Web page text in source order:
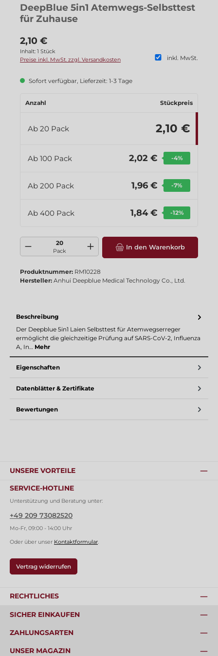
DeepBlue 5in1 Atemwegs-Selbsttest
für Zuhause
2,10 €
Inhalt: 1 Stück
inkl. MwSt.
Preise inkl. MwSt. zzgl. Versandkosten
Sofort verfügbar, Lieferzeit: 1-3 Tage
Anzahl Stückpreis
Ab 20 Pack 2,10 €
Ab 100 Pack 2,02 € -4%
Ab 200 Pack 1,96 € -7%
Ab 400 Pack 1,84 € -12%
Produkt Anzahl: Gib den gewünschten Wert ein oder benutze die
Pack
In den Warenkorb
Produktnummer: RM10228
Hersteller: Anhui Deepblue Medical Technology Co., Ltd.
Beschreibung
Der Deepblue 5in1 Laien Selbsttest für Atemwegserreger
ermöglicht die gleichzeitige Prüfung auf SARS-CoV-2, Influenza
A, In… Mehr
Eigenschaften
Datenblätter & Zertifikate
Bewertungen
SERVICE-HOTLINE
Unterstützung und Beratung unter:
+49 209 73082520
Mo-Fr, 09:00 - 14:00 Uhr
Oder über unser Kontaktformular.
Vertrag widerrufen
RECHTLICHES
UNSERE VORTEILE
ZAHLUNGSARTEN
SICHER EINKAUFEN
UNSER MAGAZIN